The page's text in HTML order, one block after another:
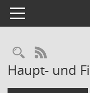
Toggle navigation
RSS-Feed
Haupt- und